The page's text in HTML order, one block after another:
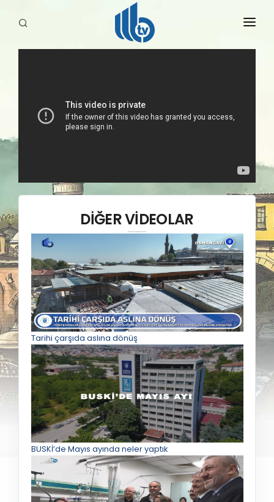
YAYINLARIMIZ
DİĞER VİDEOLAR
Tarihi çarşıda aslına dönüş
BUSKİ’de Mayıs ayında neler yaptık